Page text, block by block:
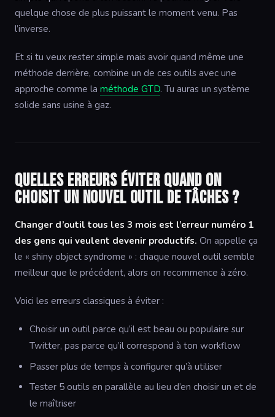
quelque chose de plus puissant le moment venu. Pas
l’inverse.
Et si tu veux rester simple mais avoir quand même une
méthode derrière, combine un de ces outils avec une
approche comme la méthode GTD. Tu auras un système
solide sans usine à gaz.
Quelles erreurs éviter quand on
choisit un nouvel outil de tâches ?
Changer d’outil tous les 3 mois est l’erreur numéro 1
des gens qui veulent devenir productifs. On appelle ça
le « shiny object syndrome » : chaque nouvel outil semble
meilleur que le précédent, alors on recommence à zéro.
Voici les erreurs classiques à éviter :
Choisir un outil parce qu’il est beau ou populaire sur
Twitter, pas parce qu’il correspond à ton workflow
Passer plus de temps à configurer qu’à utiliser
Tester 5 outils en parallèle au lieu d’en choisir un et de
le maîtriser